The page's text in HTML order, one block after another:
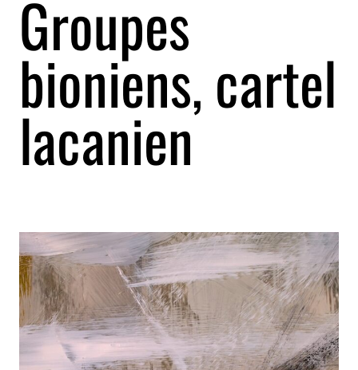
Groupes
bioniens, cartel
lacanien